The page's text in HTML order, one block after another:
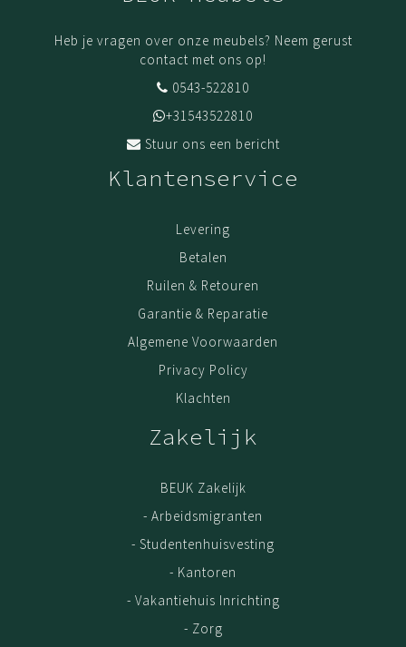
Heb je vragen over onze meubels? Neem gerust
contact met ons op!
0543-522810
+31543522810
Stuur ons een bericht
Klantenservice
Levering
Betalen
Ruilen & Retouren
Garantie & Reparatie
Algemene Voorwaarden
Privacy Policy
Klachten
Zakelijk
BEUK Zakelijk
- Arbeidsmigranten
- Studentenhuisvesting
- Kantoren
- Vakantiehuis Inrichting
- Zorg